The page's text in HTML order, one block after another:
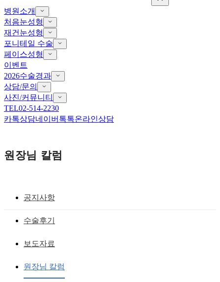
병원소개
처음눈성형
재건눈성형
포니테일 수술
페이스성형
이벤트
2026수술경과
상담/문의
사진/커뮤니티
TEL02-514-2230
카톡상담네이버톡톡온라인상담
원장님 칼럼
공지사항
수술후기
보도자료
원장님 칼럼
좋은 얼굴이 되기 위한 정교한 조언들
황성호 원장 작성일